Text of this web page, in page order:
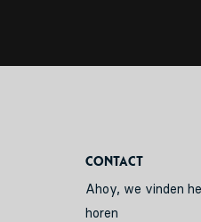
Contact
Ahoy, we vinden
horen